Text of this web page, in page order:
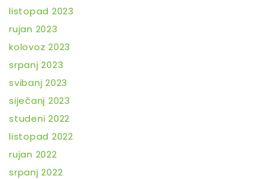
listopad 2023
rujan 2023
kolovoz 2023
srpanj 2023
svibanj 2023
siječanj 2023
studeni 2022
listopad 2022
rujan 2022
srpanj 2022